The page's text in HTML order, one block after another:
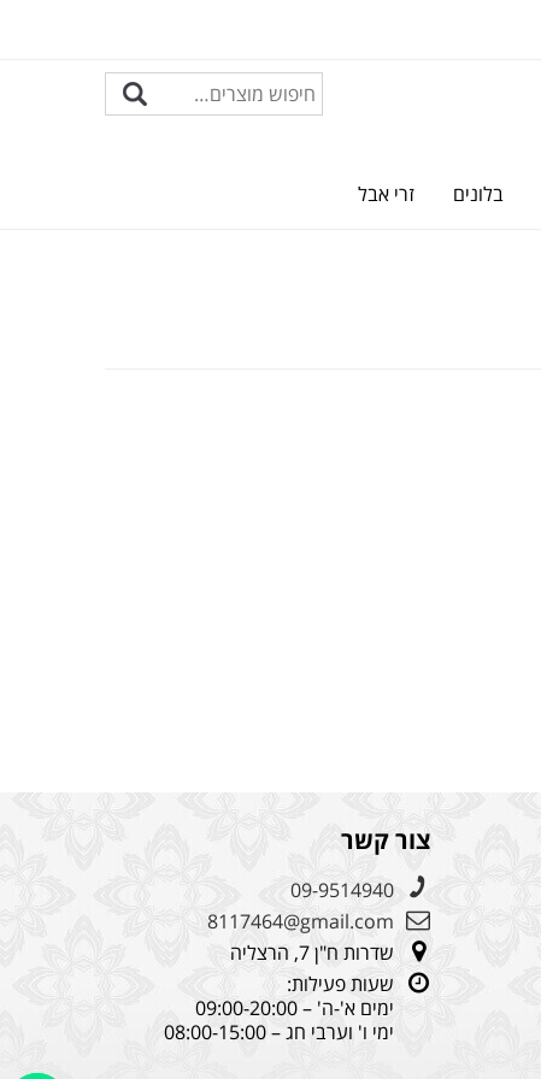
בלונים זרי אבל
צור קשר
09-9514940
8117464@gmail.com
שדרות ח"ן 7, הרצליה
שעות פעילות:
ימים א'-ה' – 09:00-20:00
ימי ו' וערבי חג – 08:00-15:00